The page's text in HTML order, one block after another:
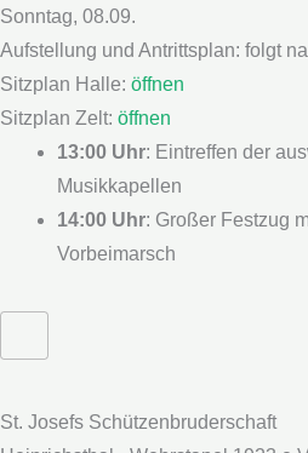
Sonntag, 08.09.
Aufstellung und Antrittsplan: folgt
Sitzplan Halle: öffnen
Sitzplan Zelt: öffnen
13:00 Uhr: Eintreffen der
Musikkapellen
14:00 Uhr: Großer Festzug
Vorbeimarsch
St. Josefs Schützenbruderschaft